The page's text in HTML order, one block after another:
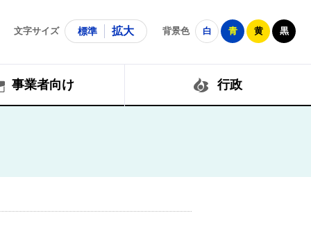
文字サイズ 標準 拡大 背景色 白 青 黄 黒
事業者向け 行政